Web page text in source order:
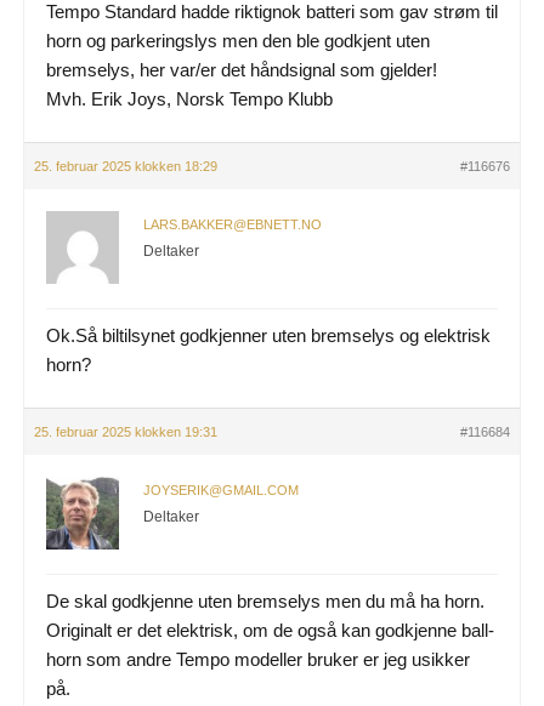
Tempo Standard hadde riktignok batteri som gav strøm til
horn og parkeringslys men den ble godkjent uten
bremselys, her var/er det håndsignal som gjelder!
Mvh. Erik Joys, Norsk Tempo Klubb
25. februar 2025 klokken 18:29 #116676
LARS.BAKKER@EBNETT.NO
Deltaker
Ok.Så biltilsynet godkjenner uten bremselys og elektrisk
horn?
25. februar 2025 klokken 19:31 #116684
JOYSERIK@GMAIL.COM
Deltaker
De skal godkjenne uten bremselys men du må ha horn.
Originalt er det elektrisk, om de også kan godkjenne ball-
horn som andre Tempo modeller bruker er jeg usikker
på.